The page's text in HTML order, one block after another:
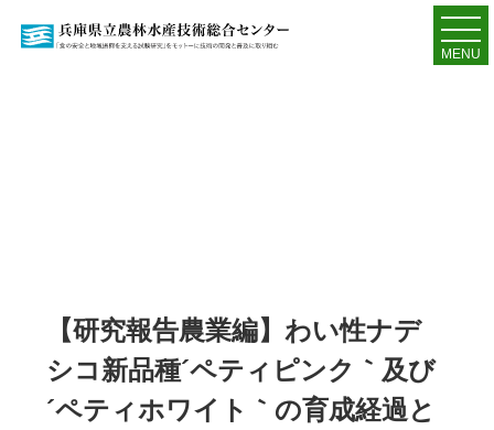
MENU
【研究報告農業編】わい性ナデ
シコ新品種´ペティピンク｀及び
´ペティホワイト｀の育成経過と